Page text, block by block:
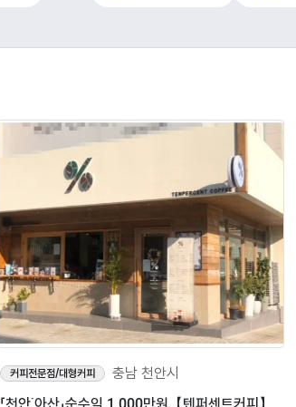
커피전문점/대형커피
충남 천안시